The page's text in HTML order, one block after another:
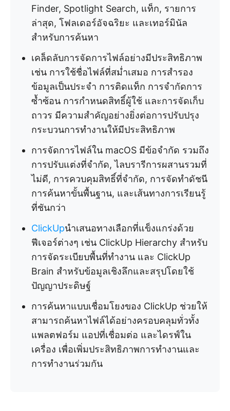
Finder, Spotlight Search, แท็ก, รายการ
ล่าสุด, โฟลเดอร์อัจฉริยะ และเทอร์มินัล
สำหรับการค้นหา
เคล็ดลับการจัดการไฟล์อย่างมีประสิทธิภาพ
เช่น การใช้ชื่อไฟล์ที่สม่ำเสมอ การสำรอง
ข้อมูลเป็นประจำ การติดแท็ก การจำกัดการ
ซ้ำซ้อน การกำหนดสิทธิ์ผู้ใช้ และการจัดเก็บ
ถาวร มีความสำคัญอย่างยิ่งต่อการปรับปรุง
กระบวนการทำงานให้มีประสิทธิภาพ
การจัดการไฟล์ใน macOS มีข้อจำกัด รวมถึง
การปรับแต่งที่จำกัด, ไลบรารีการผสานรวมที่
ไม่ดี, การควบคุมสิทธิ์ที่จำกัด, การจัดทำดัชนี
การค้นหาขั้นพื้นฐาน, และเส้นทางการเรียนรู้
ที่ชันกว่า
ClickUpนำเสนอทางเลือกที่แข็งแกร่งด้วย
ฟีเจอร์ต่างๆ เช่น ClickUp Hierarchy สำหรับ
การจัดระเบียบพื้นที่ทำงาน และ ClickUp
Brain สำหรับข้อมูลเชิงลึกและสรุปโดยใช้
ปัญญาประดิษฐ์
การค้นหาแบบเชื่อมโยงของ ClickUp ช่วยให้
สามารถค้นหาไฟล์ได้อย่างครอบคลุมทั่วทั้ง
แพลตฟอร์ม แอปที่เชื่อมต่อ และไดรฟ์ใน
เครื่อง เพื่อเพิ่มประสิทธิภาพการทำงานและ
การทำงานร่วมกัน